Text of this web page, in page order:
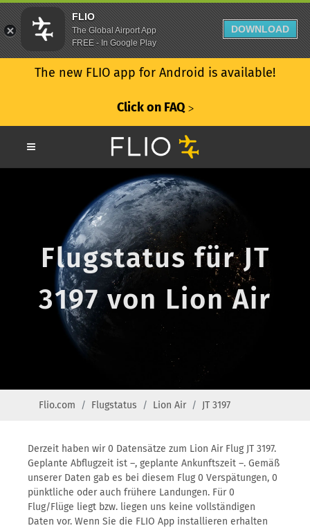
The new FLIO app for Android is available!
Click on FAQ ᐳ
Flugstatus für JT
3197 von Lion Air
Flio.com Flugstatus Lion Air JT 3197
Derzeit haben wir 0 Datensätze zum Lion Air Flug JT 3197.
Geplante Abflugzeit ist –, geplante Ankunftszeit –. Gemäß
unserer Daten gab es bei diesem Flug 0 Verspätungen, 0
pünktliche oder auch frühere Landungen. Für 0
Flug/Flüge liegt bzw. liegen uns keine vollständigen
Daten vor. Wenn Sie die FLIO App installieren erhalten
FLIO
The Global Airport App
FREE - In Google Play
DOWNLOAD